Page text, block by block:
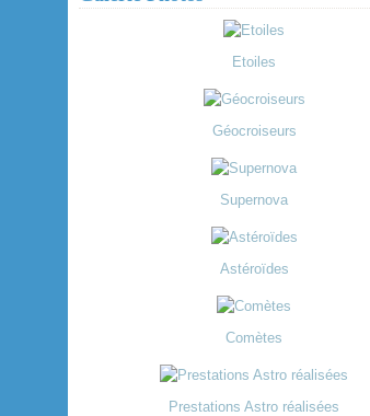
Etoiles
Géocroiseurs
Supernova
Astéroïdes
Comètes
Prestations Astro réalisées